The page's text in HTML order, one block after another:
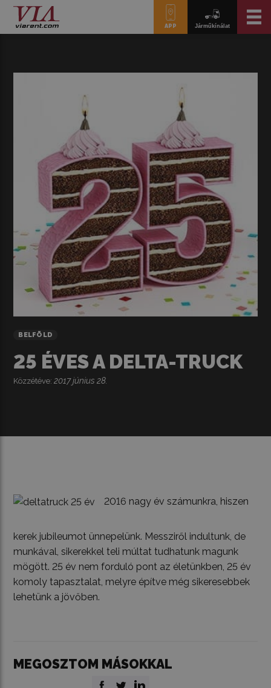
APP Járműkínálat
BELFÖLD
25 ÉVES A DELTA-TRUCK
Közzétéve:2017 június 28.
2016 nagy év számunkra, hiszen
kerek jubileumot ünnepelünk. Messziről indultunk, de
munkával, sikerekkel teli múltat tudhatunk magunk
mögött. 25 év nem forduló pont az életünkben, 25 év
komoly tapasztalat, melyre építve még sikeresebbek
lehetünk a jövőben.
MEGOSZTOM MÁSOKKAL